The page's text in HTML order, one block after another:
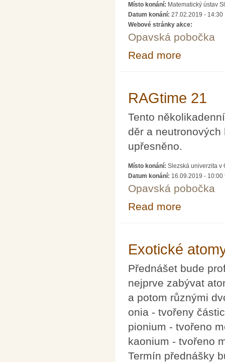
Místo konání: Matematický ústav
Datum konání: 27.02.2019 - 14:30
Webové stránky akce:
Opavská pobočka
Read more
RAGtime 21
Tento
děr a
upřesněno.
Místo konání: Slezská univerzita v
Datum konání: 16.09.2019 - 10:00
Opavská pobočka
Read more
Exotické
Přednášet bude
nejprve zabývat
a potom různými
onia - tvořeny
pionium - tvořeno
kaonium - tvořeno
Termín přednášky